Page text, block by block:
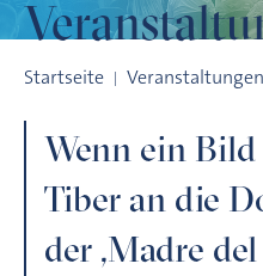
Startseite Veranstaltungen
Wenn ein
Tiber an die
der ‚Madre